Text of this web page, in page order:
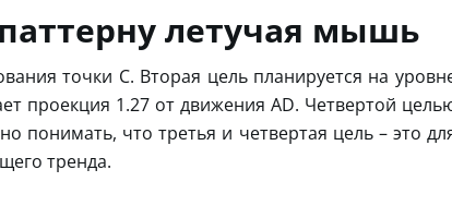
летучая мышь
точки C. Вторая цель планируется на
проекция 1.27 от движения AD. Четвертой
понимать, что третья и четвертая цель – это
тренда.